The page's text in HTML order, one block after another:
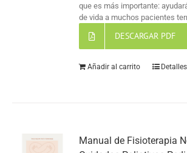
que es más importante:
de vida a muchos pacientes
DESCARGAR PDF
Añadir al carrito Detalles
Manual de Fisioterapia